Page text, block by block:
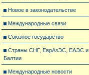
Новое в законодательстве
Международные связи
Союзное государство
Страны СНГ, ЕврАзЭС, ЕАЭС и
Балтии
Международные новости